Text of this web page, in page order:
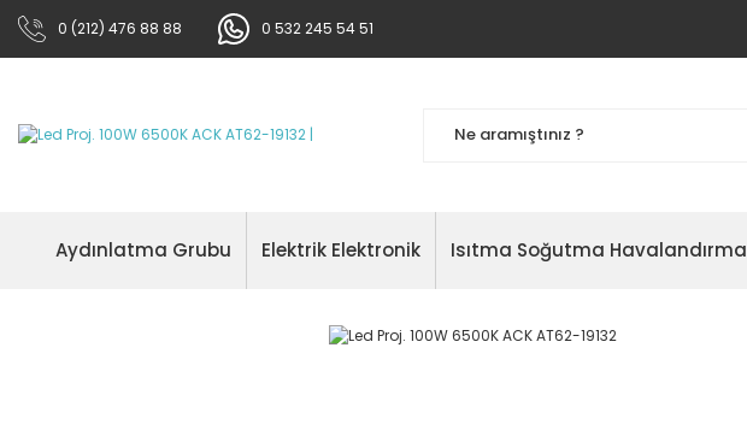
0 (212) 476 88 88 0 532 245 54 51
Aydınlatma Grubu Elektrik Elektronik Isıtma Soğutma Havalandırma